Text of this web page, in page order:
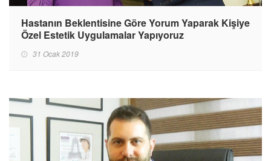
Hastanın Beklentisine Göre Yorum Yaparak Kişiye
Özel Estetik Uygulamalar Yapıyoruz
31 Ocak 2019